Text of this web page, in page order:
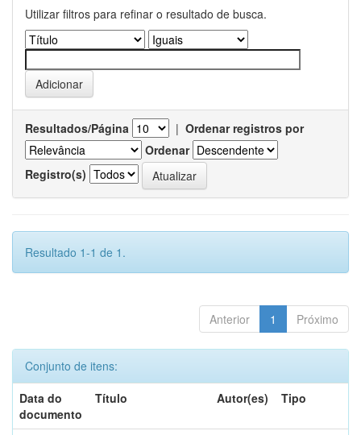
Utilizar filtros para refinar o resultado de busca.
Resultados/Página | Ordenar registros por
Ordenar
Registro(s)
Resultado 1-1 de 1.
Anterior 1 Próximo
Conjunto de itens:
Data do
documento
Título Autor(es) Tipo